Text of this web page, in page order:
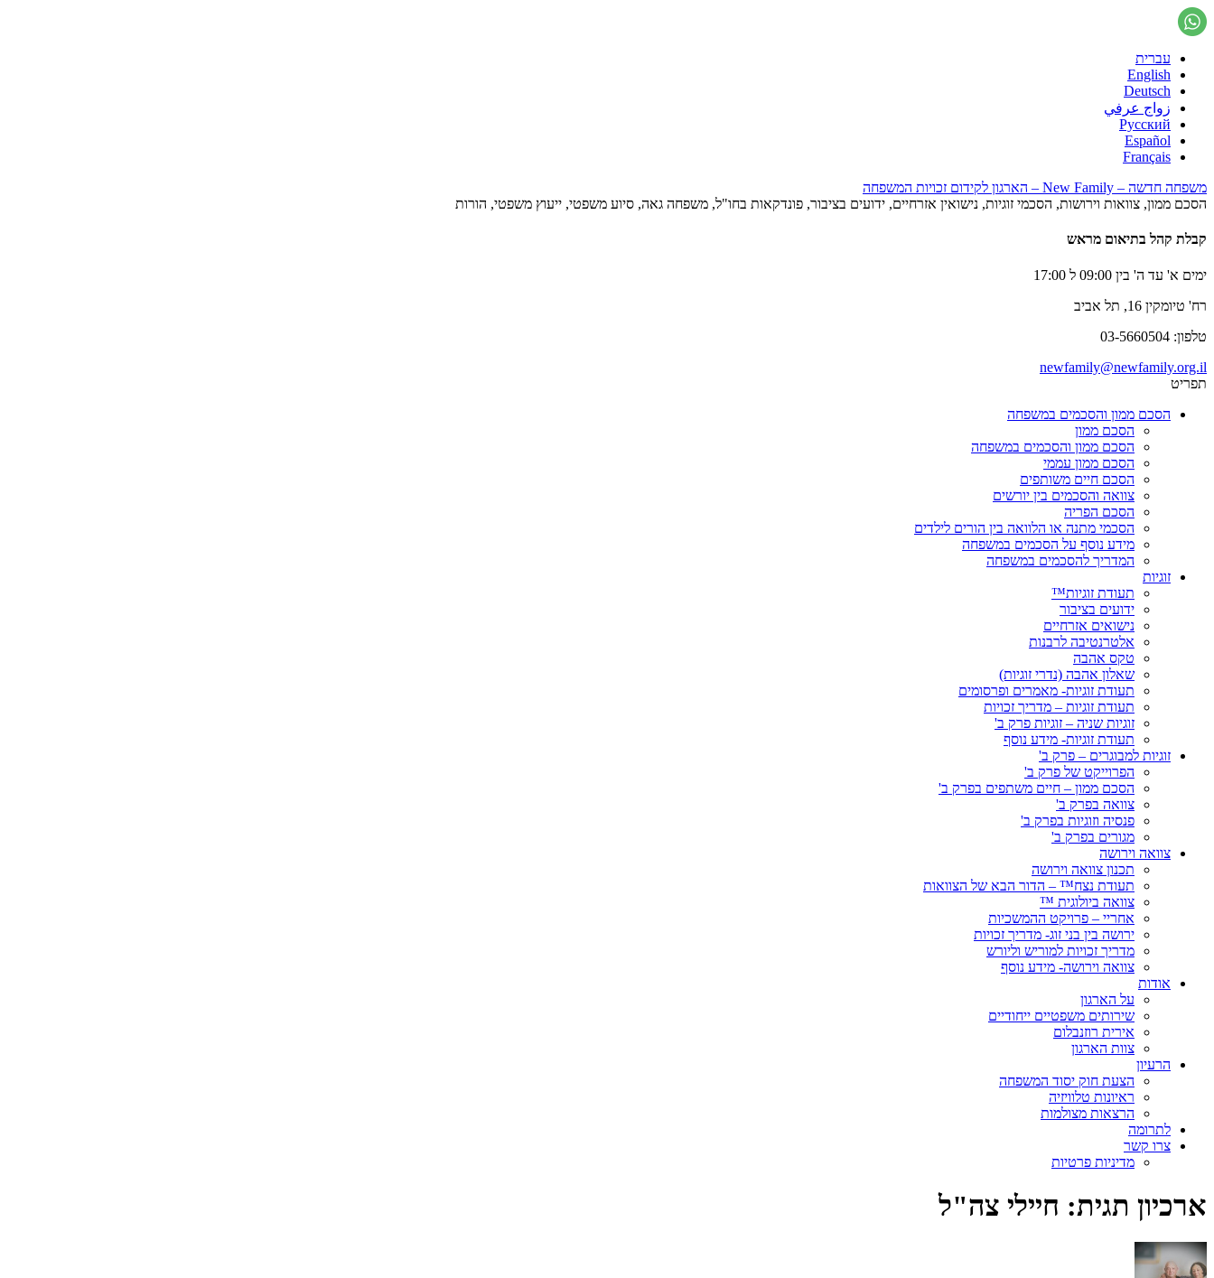
עברית
English
Deutsch
زواج عرفي
Русский
Español
Français
משפחה חדשה – New Family – הארגון לקידום זכויות המשפחה
הסכם ממון, צוואות וירושות, הסכמי זוגיות, נישואין אזרחיים, ידועים בציבור, פונדקאות בחו"ל, משפחה גאה, סיוע משפטי, ייעוץ משפטי, הורות
קבלת קהל בתיאום מראש
ימים א' עד ה' בין 09:00 ל 17:00
רח' טיומקין 16, תל אביב
טלפון: 03-5660504
newfamily@newfamily.org.il
תפריט
הסכם ממון והסכמים במשפחה
הסכם ממון
הסכם ממון והסכמים במשפחה
הסכם ממון עממי
הסכם חיים משותפים
צוואה והסכמים בין יורשים
הסכם הפריה
הסכמי מתנה או הלוואה בין הורים לילדים
מידע נוסף על הסכמים במשפחה
המדריך להסכמים במשפחה
זוגיות
תעודת זוגיות™
ידועים בציבור
נישואים אזרחיים
אלטרנטיבה לרבנות
טקס אהבה
שאלון אהבה (נדרי זוגיות)
תעודת זוגיות- מאמרים ופרסומים
תעודת זוגיות – מדריך זכויות
זוגיות שניה – זוגיות פרק ב'
תעודת זוגיות- מידע נוסף
זוגיות למבוגרים – פרק ב'
הפרוייקט של פרק ב'
הסכם ממון – חיים משתפים בפרק ב'
צוואה בפרק ב'
פנסיה וזוגיות בפרק ב'
מגורים בפרק ב'
צוואה וירושה
תכנון צוואה וירושה
תעודת נצח™ – הדור הבא של הצוואות
צוואה ביולוגית ™
אחריי – פרויקט ההמשכיות
ירושה בין בני זוג- מדריך זכויות
מדריך זכויות למוריש וליורש
צוואה וירושה- מידע נוסף
אודות
על הארגון
שירותים משפטיים ייחודיים
אירית רוזנבלום
צוות הארגון
הרעיון
הצעת חוק יסוד המשפחה
ראיונות טלוויזיה
הרצאות מצולמות
לתרומה
צרו קשר
מדיניות פרטיות
ארכיון תגית: חיילי צה"ל